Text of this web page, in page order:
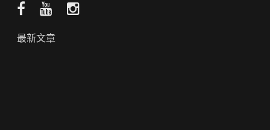
Facebook
團
YouTube
頻
Instagram
最新文章